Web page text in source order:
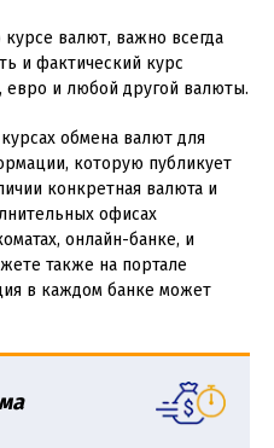
валют, важно всегда
и фактический курс
евро и любой другой валюты.
обмена валют для
которую публикует
конкретная валюта и
офисах
онлайн-банке, и
также на портале
в каждом банке может